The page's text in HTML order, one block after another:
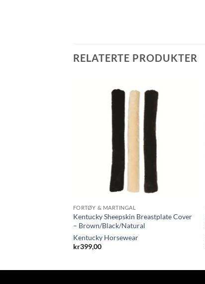
RELATERTE PRODUKTER
FORTØY & MARTINGAL
Kentucky Sheepskin Breastplate Cover
– Brown/Black/Natural
Kentucky Horsewear
kr399,00